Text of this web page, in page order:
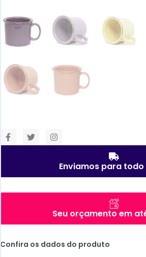
Enviamos para todo
Seu orçamento em
Confira os dados do produto